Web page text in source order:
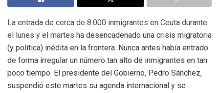
La entrada de cerca de 8.000 inmigrantes en Ceuta durante
el lunes y el martes ha desencadenado una crisis migratoria
(y política) inédita en la frontera. Nunca antes había entrado
de forma irregular un número tan alto de inmigrantes en tan
poco tiempo. El presidente del Gobierno, Pedro Sánchez,
suspendió este martes su agenda internacional y se